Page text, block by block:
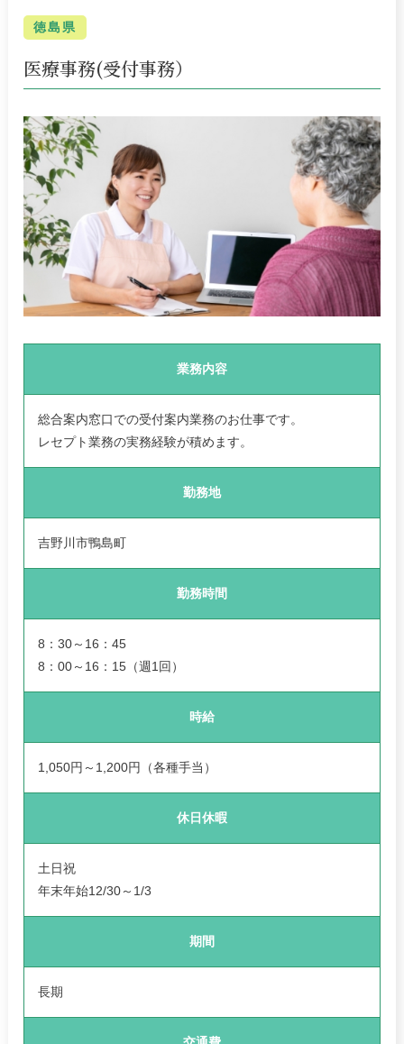
徳島県
医療事務(受付事務）
業務内容
総合案内窓口での受付案内業務のお仕事です。
レセプト業務の実務経験が積めます。
勤務地
吉野川市鴨島町
勤務時間
8：30～16：45
8：00～16：15（週1回）
時給
1,050円～1,200円（各種手当）
休日休暇
土日祝
年末年始12/30～1/3
期間
長期